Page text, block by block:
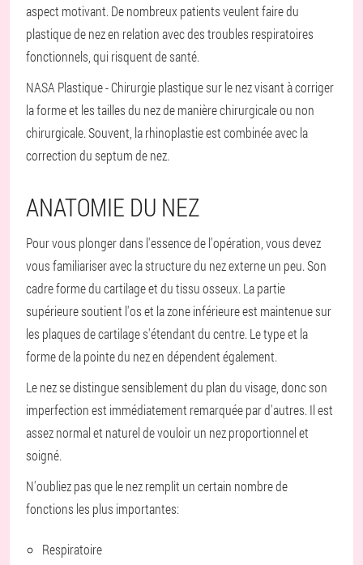
aspect motivant. De nombreux patients veulent faire du
plastique de nez en relation avec des troubles respiratoires
fonctionnels, qui risquent de santé.
NASA Plastique - Chirurgie plastique sur le nez visant à corriger
la forme et les tailles du nez de manière chirurgicale ou non
chirurgicale. Souvent, la rhinoplastie est combinée avec la
correction du septum de nez.
ANATOMIE DU NEZ
Pour vous plonger dans l'essence de l'opération, vous devez
vous familiariser avec la structure du nez externe un peu. Son
cadre forme du cartilage et du tissu osseux. La partie
supérieure soutient l'os et la zone inférieure est maintenue sur
les plaques de cartilage s'étendant du centre. Le type et la
forme de la pointe du nez en dépendent également.
Le nez se distingue sensiblement du plan du visage, donc son
imperfection est immédiatement remarquée par d'autres. Il est
assez normal et naturel de vouloir un nez proportionnel et
soigné.
N'oubliez pas que le nez remplit un certain nombre de
fonctions les plus importantes:
Respiratoire